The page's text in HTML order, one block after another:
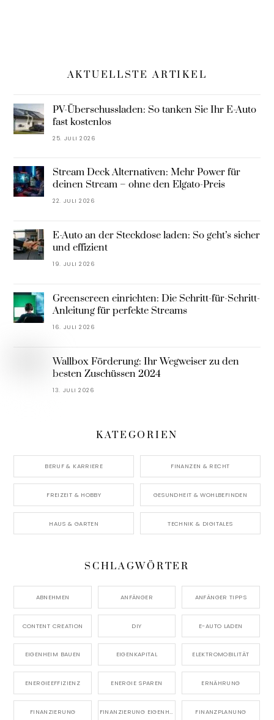
AKTUELLSTE ARTIKEL
PV-Überschussladen: So tanken Sie Ihr E-Auto
fast kostenlos
25. JULI 2026
Stream Deck Alternativen: Mehr Power für
deinen Stream – ohne den Elgato-Preis
22. JULI 2026
E-Auto an der Steckdose laden: So geht’s sicher
und effizient
19. JULI 2026
Greenscreen einrichten: Die Schritt-für-Schritt-
Anleitung für perfekte Streams
16. JULI 2026
Wallbox Förderung: Ihr Wegweiser zu den
besten Zuschüssen 2024
13. JULI 2026
KATEGORIEN
BERUF & KARRIERE FINANZEN & RECHT
FREIZEIT & HOBBY GESUNDHEIT & WOHLBEFINDEN
HAUS & GARTEN TECHNIK & DIGITALES
SCHLAGWÖRTER
ABNEHMEN ANFÄNGER ANFÄNGER TIPPS
CONTENT CREATION DIY E-AUTO LADEN
EIGENHEIM BAUEN EIGENKAPITAL ELEKTROMOBILITÄT
ENERGIEEFFIZIENZ ENERGIE SPAREN ERNÄHRUNG
FINANZIERUNG FINANZIERUNG EIGENHEIM FINANZPLANUNG